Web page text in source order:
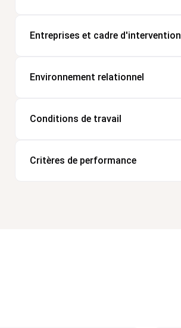
Entreprises et cadre d'intervention
Environnement relationnel
Conditions de travail
Critères de performance